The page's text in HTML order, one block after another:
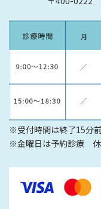
※受付時間は終了15分
※金曜日は予約診療 休